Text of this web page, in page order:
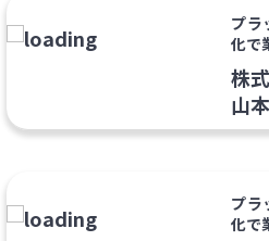
プラ
化で
株
山
プラ
化で